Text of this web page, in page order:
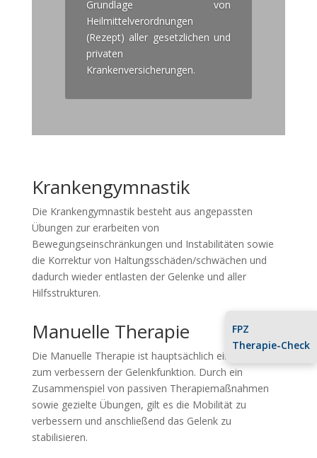
FPZ
Therapie-Check
Grundlage von
Heilmittelverordnungen
(Rezept) aller gesetzlichen und
privaten
Krankenversicherungen.
Krankengymnastik
Die Krankengymnastik besteht aus angepassten
Übungen zur erarbeiten von
Bewegungseinschränkungen und Instabilitäten sowie
die Korrektur von Haltungsschäden/schwächen und
dadurch wieder entlasten der Gelenke und aller
Hilfsstrukturen.
Manuelle Therapie
Die Manuelle Therapie ist hauptsächlich eine Therapie
zum verbessern der Gelenkfunktion. Durch ein
Zusammenspiel von passiven Therapiemaßnahmen
sowie gezielte Übungen, gilt es die Mobilität zu
verbessern und anschließend das Gelenk zu
stabilisieren.